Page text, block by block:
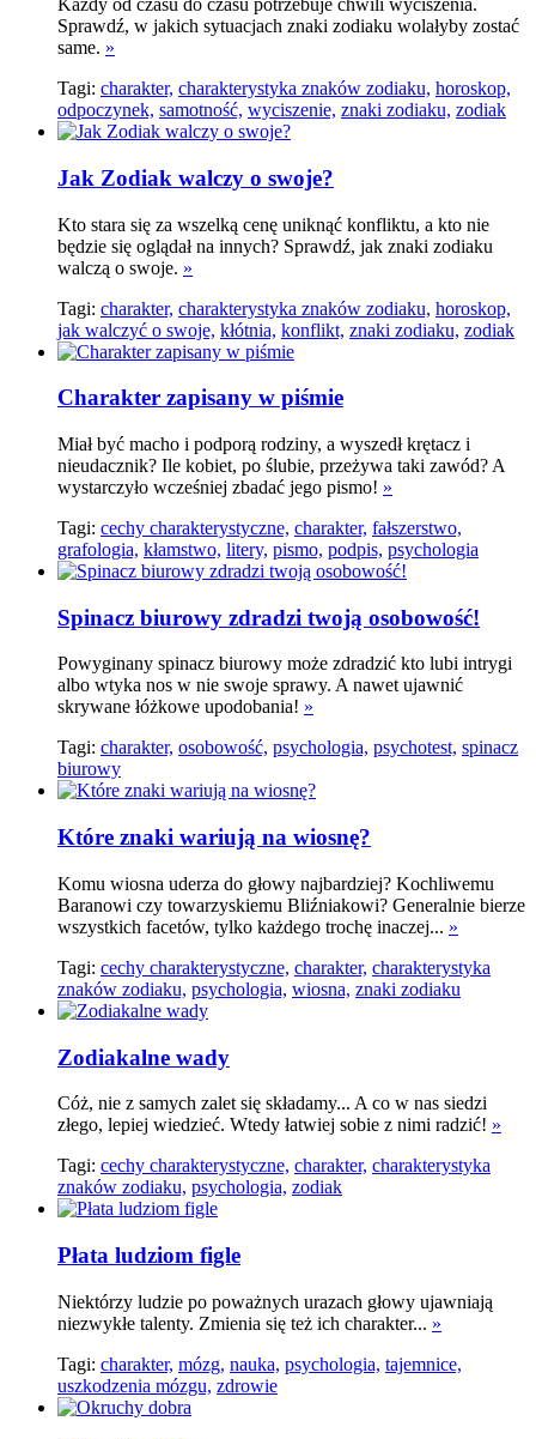
Każdy od czasu do czasu potrzebuje chwili wyciszenia.
Sprawdź, w jakich sytuacjach znaki zodiaku wolałyby zostać
same. »
Tagi: charakter, charakterystyka znaków zodiaku, horoskop,
odpoczynek, samotność, wyciszenie, znaki zodiaku, zodiak
Jak Zodiak walczy o swoje?
Kto stara się za wszelką cenę uniknąć konfliktu, a kto nie
będzie się oglądał na innych? Sprawdź, jak znaki zodiaku
walczą o swoje. »
Tagi: charakter, charakterystyka znaków zodiaku, horoskop,
jak walczyć o swoje, kłótnia, konflikt, znaki zodiaku, zodiak
Charakter zapisany w piśmie
Miał być macho i podporą rodziny, a wyszedł krętacz i
nieudacznik? Ile kobiet, po ślubie, przeżywa taki zawód? A
wystarczyło wcześniej zbadać jego pismo! »
Tagi: cechy charakterystyczne, charakter, fałszerstwo,
grafologia, kłamstwo, litery, pismo, podpis, psychologia
Spinacz biurowy zdradzi twoją osobowość!
Powyginany spinacz biurowy może zdradzić kto lubi intrygi
albo wtyka nos w nie swoje sprawy. A nawet ujawnić
skrywane łóżkowe upodobania! »
Tagi: charakter, osobowość, psychologia, psychotest, spinacz
biurowy
Które znaki wariują na wiosnę?
Komu wiosna uderza do głowy najbardziej? Kochliwemu
Baranowi czy towarzyskiemu Bliźniakowi? Generalnie bierze
wszystkich facetów, tylko każdego trochę inaczej... »
Tagi: cechy charakterystyczne, charakter, charakterystyka
znaków zodiaku, psychologia, wiosna, znaki zodiaku
Zodiakalne wady
Cóż, nie z samych zalet się składamy... A co w nas siedzi
złego, lepiej wiedzieć. Wtedy łatwiej sobie z nimi radzić! »
Tagi: cechy charakterystyczne, charakter, charakterystyka
znaków zodiaku, psychologia, zodiak
Płata ludziom figle
Niektórzy ludzie po poważnych urazach głowy ujawniają
niezwykłe talenty. Zmienia się też ich charakter... »
Tagi: charakter, mózg, nauka, psychologia, tajemnice,
uszkodzenia mózgu, zdrowie